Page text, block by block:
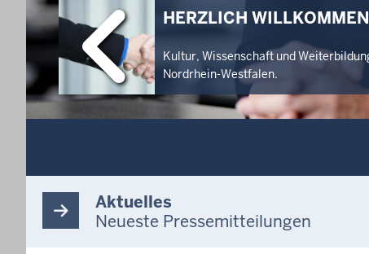
HERZLICH
Kultur, Wissenschaft und
Nordrhein-Westfalen.
Aktuelles
Neueste Pressemitteilungen